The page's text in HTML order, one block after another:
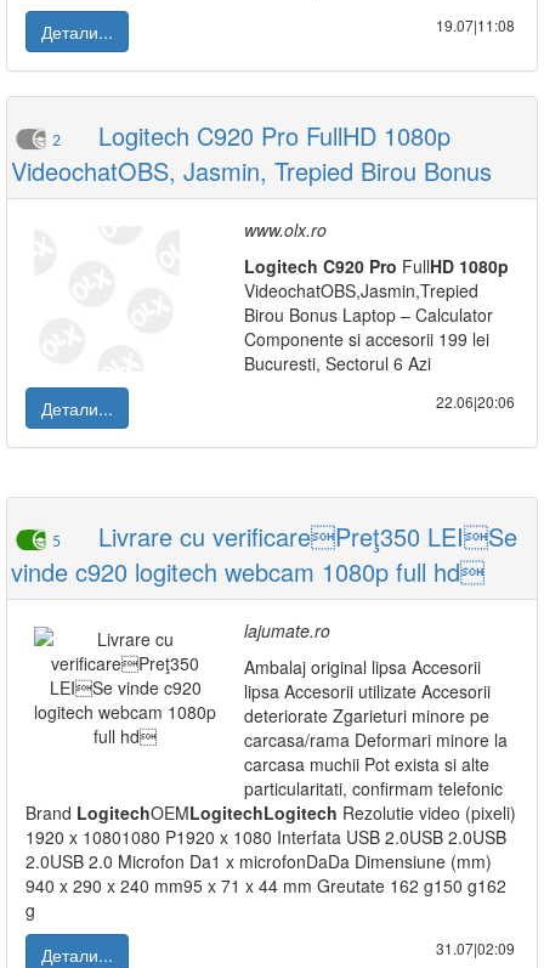
Детали...
19.07|11:08
2
Logitech C920 Pro FullHD 1080p
VideochatOBS, Jasmin, Trepied Birou Bonus
www.olx.ro
Logitech C920 Pro FullHD 1080p
VideochatOBS,Jasmin,Trepied
Birou Bonus Laptop – Calculator
Componente si accesorii 199 lei
Bucuresti, Sectorul 6 Azi
Детали...
22.06|20:06
5
Livrare cu verificarePreţ350 LEISe
vinde c920 logitech webcam 1080p full hd
lajumate.ro
Ambalaj original lipsa Accesorii
lipsa Accesorii utilizate Accesorii
deteriorate Zgarieturi minore pe
carcasa/rama Deformari minore la
carcasa muchii Pot exista si alte
particularitati, confirmam telefonic
Brand LogitechOEMLogitechLogitech Rezolutie video (pixeli)
1920 x 10801080 P1920 x 1080 Interfata USB 2.0USB 2.0USB
2.0USB 2.0 Microfon Da1 x microfonDaDa Dimensiune (mm)
940 x 290 x 240 mm95 x 71 x 44 mm Greutate 162 g150 g162
g
Детали...
31.07|02:09